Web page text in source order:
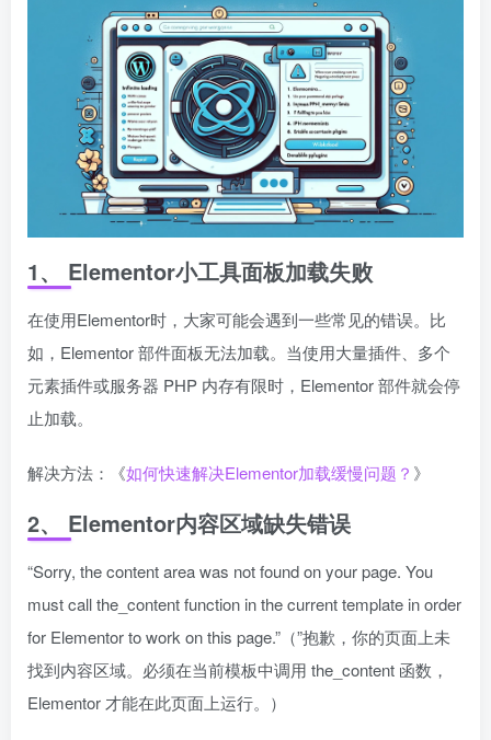
1、 Elementor小工具面板加载失败
在使用Elementor时，大家可能会遇到一些常见的错误。比
如，Elementor 部件面板无法加载。当使用大量插件、多个
元素插件或服务器 PHP 内存有限时，Elementor 部件就会停
止加载。
解决方法：《如何快速解决Elementor加载缓慢问题？ 》
2、 Elementor内容区域缺失错误
“Sorry, the content area was not found on your page. You
must call the_content function in the current template in order
for Elementor to work on this page.”（”抱歉，你的页面上未
找到内容区域。必须在当前模板中调用 the_content 函数，
Elementor 才能在此页面上运行。）